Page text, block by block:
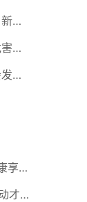
血管疾病被忽视的痴呆症诱因，新墨西哥大学研究人员发现
惊人新研究揭示单份奶昔如何危害健康
健康人工智能联盟与联合委员会发布医疗机构AI使用指导文件
科学吃榴莲：掌握5大关键点健康享营养！
西芹减肥别走偏：科学搭配+运动才是王道！